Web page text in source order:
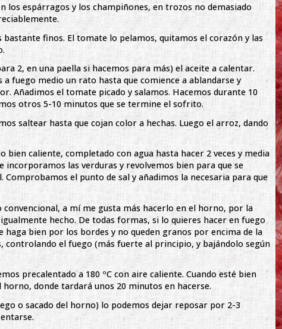
los espárragos y los champiñones, en trozos no demasiado
bastante finos. El tomate lo pelamos, quitamos el corazón y las
2, en una paella si hacemos para más) el aceite a calentar.
fuego medio un rato hasta que comience a ablandarse y
Añadimos el tomate picado y salamos. Hacemos durante 10
otros 5-10 minutos que se termine el sofrito.
saltear hasta que cojan color a hechas. Luego el arroz, dando
bien caliente, completado con agua hasta hacer 2 veces y media
incorporamos las verduras y revolvemos bien para que se
el punto de sal y añadimos la necesaria para que
convencional, a mí me gusta más hacerlo en el horno, por la
hecho. De todas formas, si lo quieres hacer en fuego
haga bien por los bordes y no queden granos por encima de la
controlando el fuego (más fuerte al principio, y bajándolo según
precalentado a 180 ºC con aire caliente. Cuando esté bien
donde tardará unos 20 minutos en hacerse.
o sacado del horno) lo podemos dejar reposar por 2-3